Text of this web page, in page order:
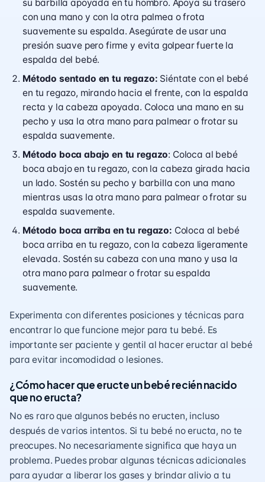
su barbilla apoyada en tu hombro. Apoya su trasero
con una mano y con la otra palmea o frota
suavemente su espalda. Asegúrate de usar una
presión suave pero firme y evita golpear fuerte la
espalda del bebé.
Método sentado en tu regazo: Siéntate con el bebé
en tu regazo, mirando hacia el frente, con la espalda
recta y la cabeza apoyada. Coloca una mano en su
pecho y usa la otra mano para palmear o frotar su
espalda suavemente.
Método boca abajo en tu regazo: Coloca al bebé
boca abajo en tu regazo, con la cabeza girada hacia
un lado. Sostén su pecho y barbilla con una mano
mientras usas la otra mano para palmear o frotar su
espalda suavemente.
Método boca arriba en tu regazo: Coloca al bebé
boca arriba en tu regazo, con la cabeza ligeramente
elevada. Sostén su cabeza con una mano y usa la
otra mano para palmear o frotar su espalda
suavemente.
Experimenta con diferentes posiciones y técnicas para
encontrar lo que funcione mejor para tu bebé. Es
importante ser paciente y gentil al hacer eructar al bebé
para evitar incomodidad o lesiones.
¿Cómo hacer que eructe un bebé recién nacido
que no eructa?
No es raro que algunos bebés no eructen, incluso
después de varios intentos. Si tu bebé no eructa, no te
preocupes. No necesariamente significa que haya un
problema. Puedes probar algunas técnicas adicionales
para ayudar a liberar los gases y brindar alivio a tu